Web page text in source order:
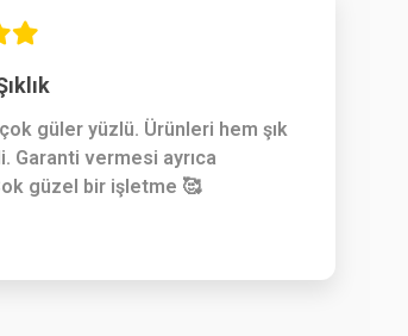
çok güler yüzlü. Ürünleri hem şık
Garanti vermesi ayrıca
güzel bir işletme 🥰